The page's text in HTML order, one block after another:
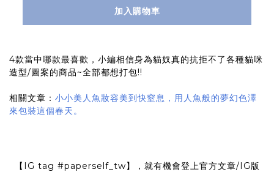
加入購物車
4款當中哪款最喜歡，小編相信身為貓奴真的抗拒不了各種貓咪
造型/圖案的商品~全部都想打包!!
相關文章： 小小美人魚妝容美到快窒息，用人魚般的夢幻色澤
來包裝這個春天。
【IG tag #paperself_tw】，就有機會登上官方文章/IG版